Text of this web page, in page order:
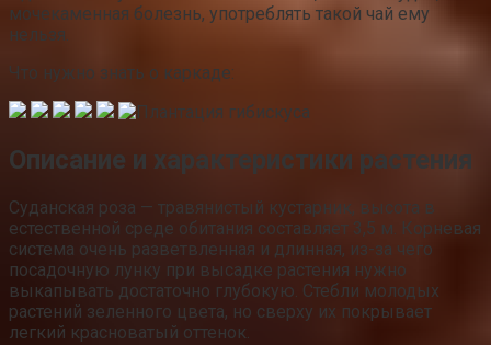
мочекаменная болезнь, употреблять такой чай ему
нельзя.
Что нужно знать о каркаде:
Описание и характеристики растения
Суданская роза — травянистый кустарник, высота в
естественной среде обитания составляет 3,5 м. Корневая
система очень разветвленная и длинная, из-за чего
посадочную лунку при высадке растения нужно
выкапывать достаточно глубокую. Стебли молодых
растений зеленного цвета, но сверху их покрывает
легкий красноватый оттенок.